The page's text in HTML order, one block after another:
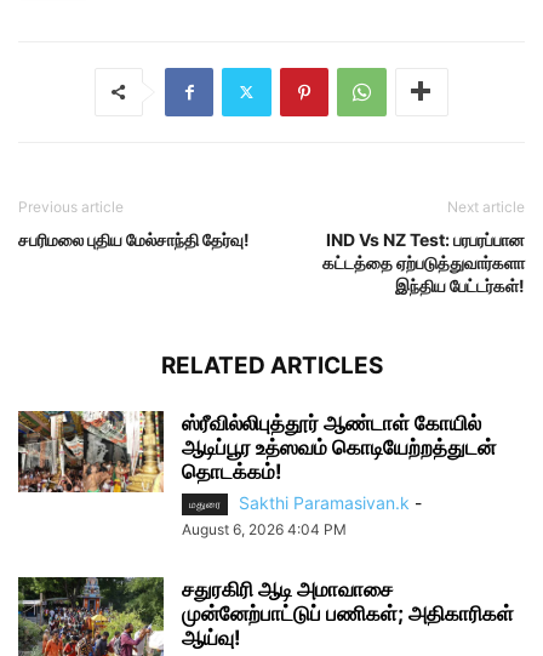
Previous article
சபரிமலை புதிய மேல்சாந்தி தேர்வு!
Next article
IND Vs NZ Test: பரபரப்பான
கட்டத்தை ஏற்படுத்துவார்களா
இந்திய பேட்டர்கள்!
RELATED ARTICLES
ஸ்ரீவில்லிபுத்தூர் ஆண்டாள் கோயில்
ஆடிப்பூர உத்ஸவம் கொடியேற்றத்துடன்
தொடக்கம்!
மதுரை Sakthi Paramasivan.k -
August 6, 2026 4:04 PM
சதுரகிரி ஆடி அமாவாசை
முன்னேற்பாட்டுப் பணிகள்; அதிகாரிகள்
ஆய்வு!